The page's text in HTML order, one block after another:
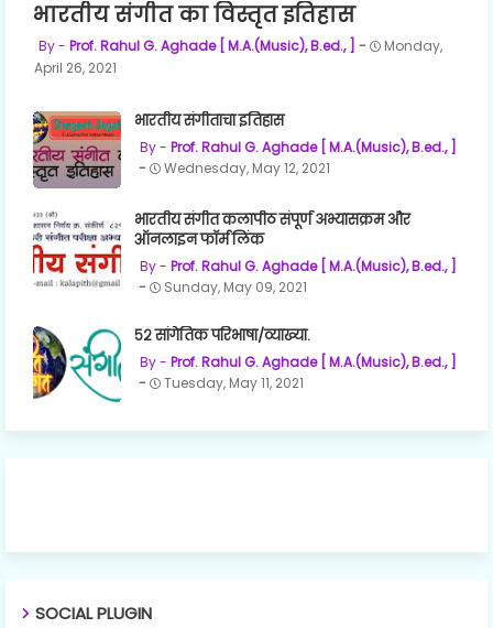
भारतीय संगीत का विस्तृत इतिहास
Prof. Rahul G. Aghade [ M.A.(Music), B.ed., ]
Monday,
April 26, 2021
भारतीय संगीताचा इतिहास
Prof. Rahul G. Aghade [ M.A.(Music), B.ed., ]
Wednesday, May 12, 2021
भारतीय संगीत कलापीठ संपूर्ण अभ्यासक्रम और
ऑनलाइन फॉर्म लिंक
Prof. Rahul G. Aghade [ M.A.(Music), B.ed., ]
Sunday, May 09, 2021
५२ सांगेतिक परिभाषा/व्याख्या.
Prof. Rahul G. Aghade [ M.A.(Music), B.ed., ]
Tuesday, May 11, 2021
SOCIAL PLUGIN